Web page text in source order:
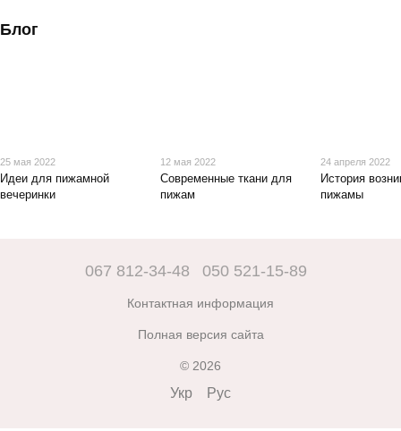
Блог
25 мая 2022
Идеи для пижамной
вечеринки
12 мая 2022
Современные ткани для
пижам
24 апреля 2022
История
пижамы
067 812-34-48 050 521-15-89
Контактная информация
Полная версия сайта
© 2026
Укр Рус